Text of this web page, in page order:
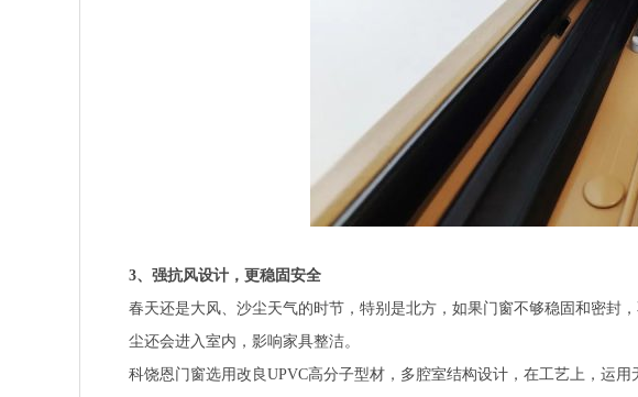
3、强抗风设计，更稳固安全
春天还是大风、沙尘天气的时节，特别是北方，如果门窗不够稳固和密封
尘还会进入室内，影响家具整洁。
科饶恩门窗选用改良UPVC高分子型材，多腔室结构设计，在工艺上，运